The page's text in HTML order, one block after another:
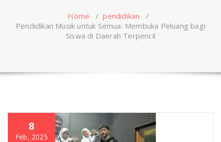
Home /pendidikan /
Pendidikan Musik untuk Semua: Membuka Peluang bagi
Siswa di Daerah Terpencil
8
Feb, 2025